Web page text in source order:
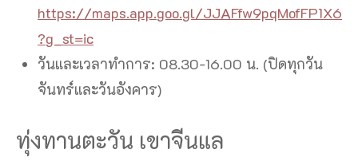
https://maps.app.goo.gl/JJAFfw9pqMofFP1X6
?g_st=ic
วันและเวลาทำการ: 08.30-16.00 น. (ปิดทุกวัน
จันทร์และวันอังคาร)
ทุ่งทานตะวัน เขาจีนแล